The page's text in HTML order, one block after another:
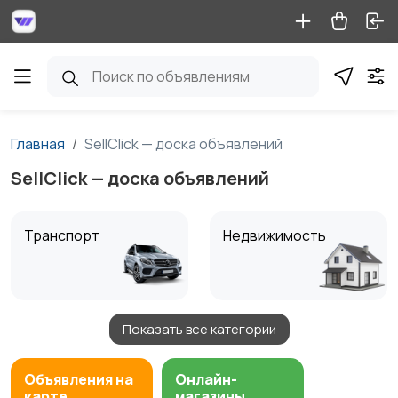
Главная SellClick — доска объявлений
SellClick — доска объявлений
Транспорт Недвижимость
Детские товары Услуги1
Показать все категории
Объявления на
Онлайн-